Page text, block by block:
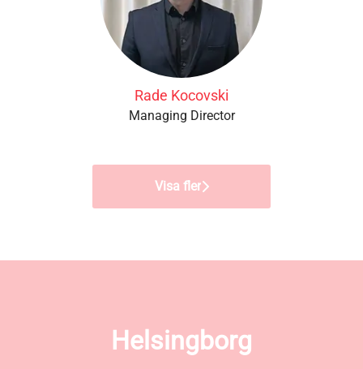
Rade Kocovski
Managing Director
Visa fler
Helsingborg